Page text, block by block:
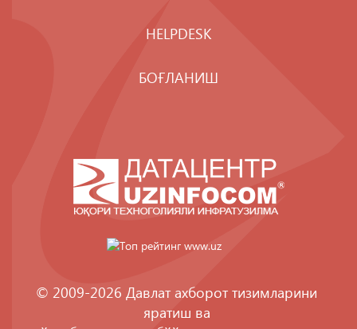
HELPDESK
БОҒЛАНИШ
© 2009-2026 Давлат ахборот тизимларини
яратиш ва